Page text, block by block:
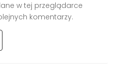
w tej przeglądarce
komentarzy.